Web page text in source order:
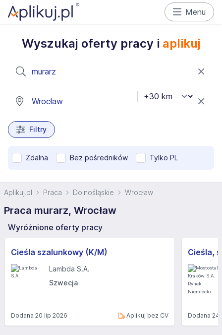
Menu
Wyszukaj oferty pracy i aplikuj
Filtry
Zdalna Bez pośredników Tylko PL
Aplikuj.pl Praca Dolnośląskie Wrocław
Praca murarz, Wrocław
Wyróżnione oferty pracy
Cieśla szalunkowy (K/M)
Lambda S.A.
Szwecja
Dodana 20 lip 2026 Aplikuj bez CV Dodana24